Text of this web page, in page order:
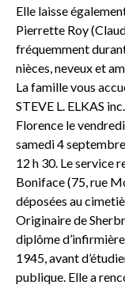
Elle laisse
Pierrette Roy
fréquemment
nièces, neveux et
La famille vous
STEVE L. ELKAS
Florence le
samedi 4
12 h 30. Le service
Boniface (75, rue
déposées au
Originaire de
diplôme
1945, avant
publique. Elle a